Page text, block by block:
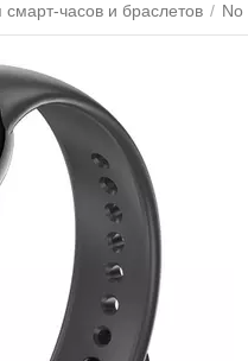
смарт-часов и браслетов / No